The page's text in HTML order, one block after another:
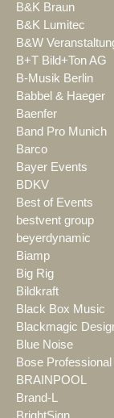
B&K Braun
B&K Lumitec
B&W
B+T Bild+Ton AG
B-Musik Berlin
Babbel & Haeger
Baenfer
Band Pro Munich
Barco
Bayer Events
BDKV
Best of Events
bestvent group
beyerdynamic
Biamp
Big Rig
Bildkraft
Black Box Music
Blackmagic
Blue Noise
Bose Professional
BRAINPOOL
Brand-L